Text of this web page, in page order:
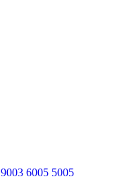
9003 6005 5005